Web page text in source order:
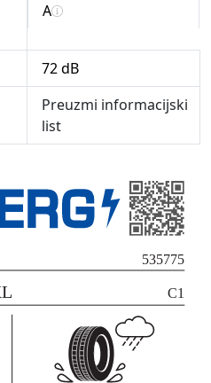
A
72 dB
Preuzmi informacijski
list